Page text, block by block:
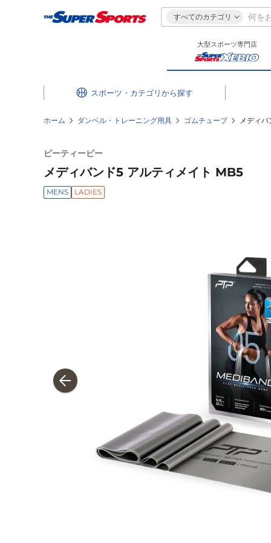
すべてのカテゴリ
大型スポーツ専門店
スポーツ・カテゴリ
ホーム ダンベル・トレーニング用具 ゴムチューブ メディ
ピーティーピー
メディバンド5 アルティメイト MB5
MENS LADIES